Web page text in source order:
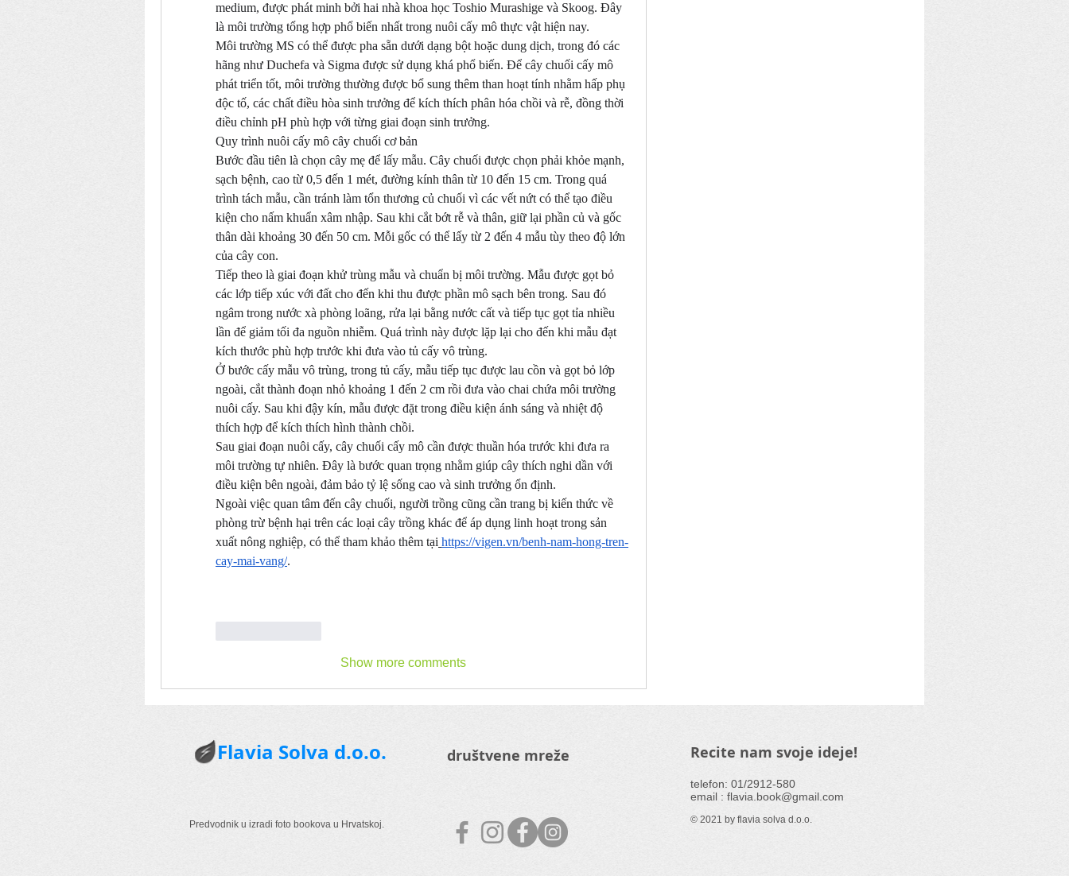
medium, được phát minh bởi hai nhà khoa học Toshio Murashige và Skoog. Đây
là môi trường tổng hợp phổ biến nhất trong nuôi cấy mô thực vật hiện nay.
Môi trường MS có thể được pha sẵn dưới dạng bột hoặc dung dịch, trong đó các
hãng như Duchefa và Sigma được sử dụng khá phổ biến. Để cây chuối cấy mô
phát triển tốt, môi trường thường được bổ sung thêm than hoạt tính nhằm hấp phụ
độc tố, các chất điều hòa sinh trưởng để kích thích phân hóa chồi và rễ, đồng thời
điều chỉnh pH phù hợp với từng giai đoạn sinh trưởng.
Quy trình nuôi cấy mô cây chuối cơ bản
Bước đầu tiên là chọn cây mẹ để lấy mẫu. Cây chuối được chọn phải khỏe mạnh,
sạch bệnh, cao từ 0,5 đến 1 mét, đường kính thân từ 10 đến 15 cm. Trong quá
trình tách mẫu, cần tránh làm tổn thương củ chuối vì các vết nứt có thể tạo điều
kiện cho nấm khuẩn xâm nhập. Sau khi cắt bớt rễ và thân, giữ lại phần củ và gốc
thân dài khoảng 30 đến 50 cm. Mỗi gốc có thể lấy từ 2 đến 4 mẫu tùy theo độ lớn
của cây con.
Tiếp theo là giai đoạn khử trùng mẫu và chuẩn bị môi trường. Mẫu được gọt bỏ
các lớp tiếp xúc với đất cho đến khi thu được phần mô sạch bên trong. Sau đó
ngâm trong nước xà phòng loãng, rửa lại bằng nước cất và tiếp tục gọt tỉa nhiều
lần để giảm tối đa nguồn nhiễm. Quá trình này được lặp lại cho đến khi mẫu đạt
kích thước phù hợp trước khi đưa vào tủ cấy vô trùng.
Ở bước cấy mẫu vô trùng, trong tủ cấy, mẫu tiếp tục được lau cồn và gọt bỏ lớp
ngoài, cắt thành đoạn nhỏ khoảng 1 đến 2 cm rồi đưa vào chai chứa môi trường
nuôi cấy. Sau khi đậy kín, mẫu được đặt trong điều kiện ánh sáng và nhiệt độ
thích hợp để kích thích hình thành chồi.
Sau giai đoạn nuôi cấy, cây chuối cấy mô cần được thuần hóa trước khi đưa ra
môi trường tự nhiên. Đây là bước quan trọng nhằm giúp cây thích nghi dần với
điều kiện bên ngoài, đảm bảo tỷ lệ sống cao và sinh trưởng ổn định.
Ngoài việc quan tâm đến cây chuối, người trồng cũng cần trang bị kiến thức về
phòng trừ bệnh hại trên các loại cây trồng khác để áp dụng linh hoạt trong sản
xuất nông nghiệp, có thể tham khảo thêm tại https://vigen.vn/benh-nam-hong-tren-
cay-mai-vang/.
Show more comments
Flavia Solva d.o.o. društvene mreže
Predvodnik u izradi foto bookova u Hrvatskoj.
Recite nam svoje ideje!
telefon: 01/2912-580
email : flavia.book@gmail.com
© 2021 by flavia solva d.o.o.